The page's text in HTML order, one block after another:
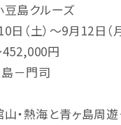
島クルーズ
日（土）～9月12日
円
－門司
・熱海と青ヶ島周遊